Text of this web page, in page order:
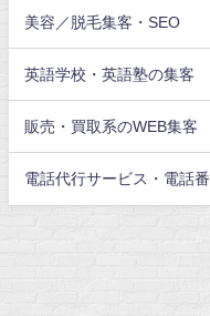
美容／脱毛集客・SEO
英語学校・英語塾の集客
販売・買取系のWEB集客
電話代行サービス・電話